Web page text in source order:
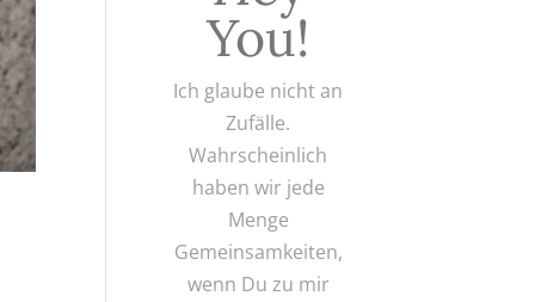
You!
Ich glaube nicht an
Zufälle.
Wahrscheinlich
haben wir jede
Menge
Gemeinsamkeiten,
wenn Du zu mir